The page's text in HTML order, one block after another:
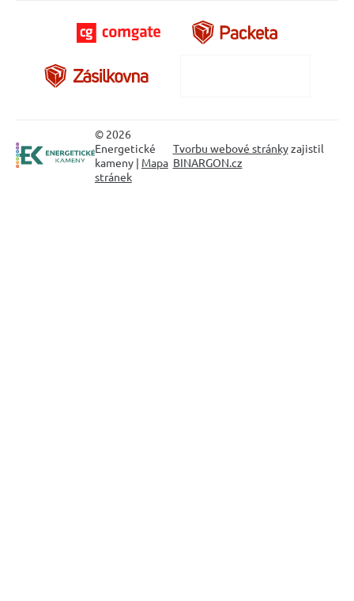
© 2026
Energetické
kameny | Mapa
stránek
Tvorbu webové stránkyzajistil
BINARGON.cz